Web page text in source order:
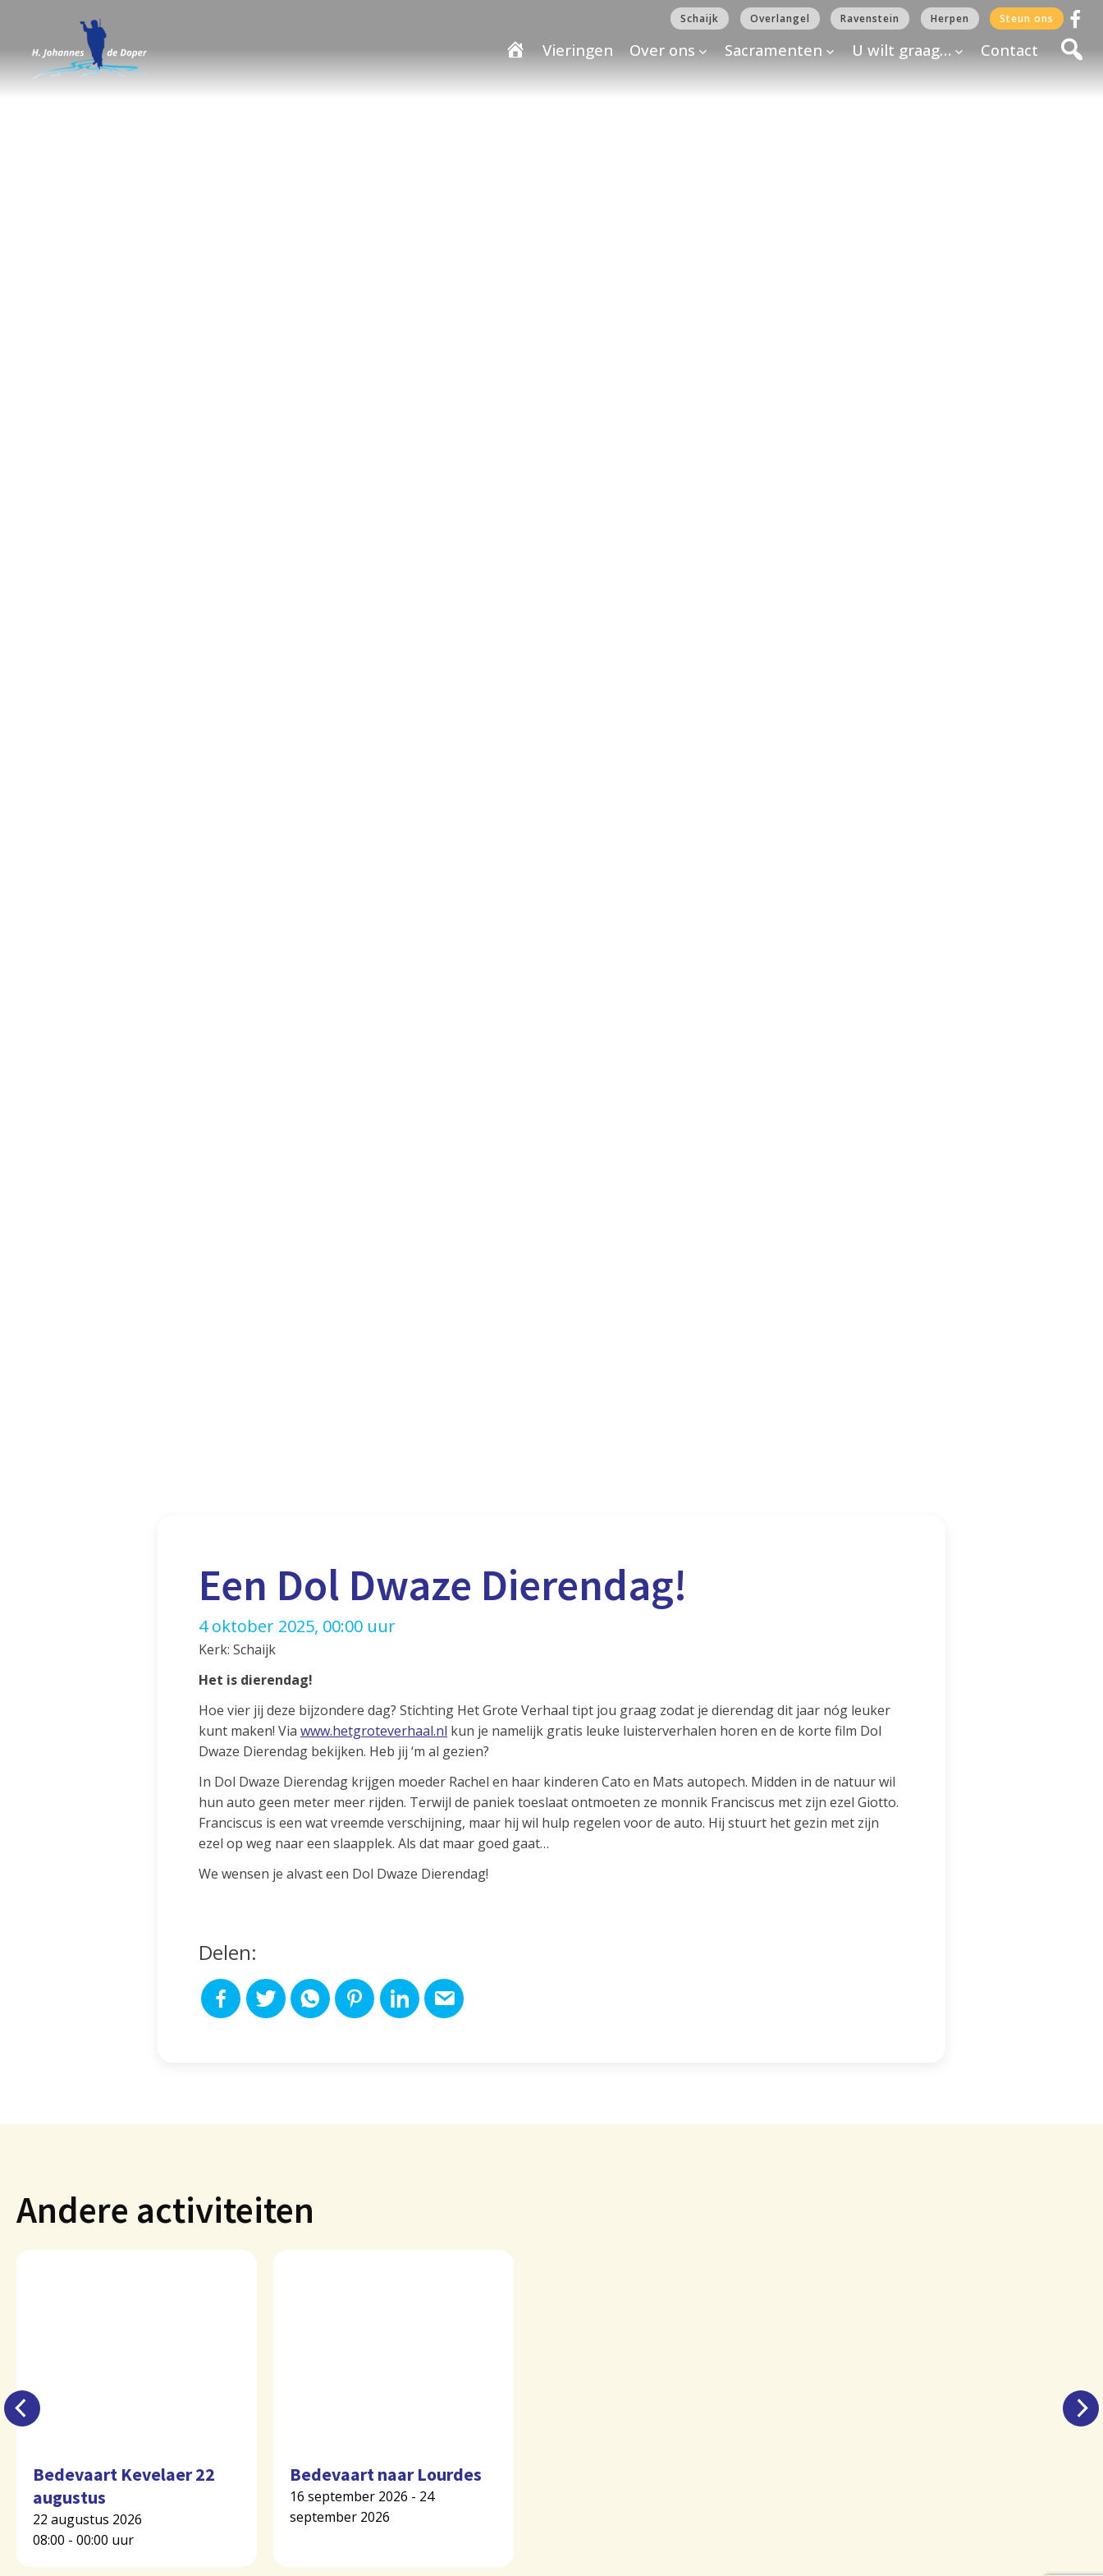
Schaijk Overlangel Ravenstein Herpen Steun ons
Vieringen Over ons Sacramenten U wilt graag… Contact
Een Dol Dwaze Dierendag!
4 oktober 2025, 00:00 uur
Kerk: Schaijk
Het is dierendag!
Hoe vier jij deze bijzondere dag? Stichting Het Grote Verhaal tipt jou graag zodat je dierendag dit jaar nóg leuker
kunt maken! Via www.hetgroteverhaal.nl kun je namelijk gratis leuke luisterverhalen horen en de korte film Dol
Dwaze Dierendag bekijken. Heb jij ‘m al gezien?
In Dol Dwaze Dierendag krijgen moeder Rachel en haar kinderen Cato en Mats autopech. Midden in de natuur wil
hun auto geen meter meer rijden. Terwijl de paniek toeslaat ontmoeten ze monnik Franciscus met zijn ezel Giotto.
Franciscus is een wat vreemde verschijning, maar hij wil hulp regelen voor de auto. Hij stuurt het gezin met zijn
ezel op weg naar een slaapplek. Als dat maar goed gaat…
We wensen je alvast een Dol Dwaze Dierendag!
Delen:
Andere activiteiten
Bedevaart Kevelaer 22
augustus
22 augustus 2026
08:00 - 00:00 uur
Bedevaart naar Lourdes
16 september 2026 - 24
september 2026